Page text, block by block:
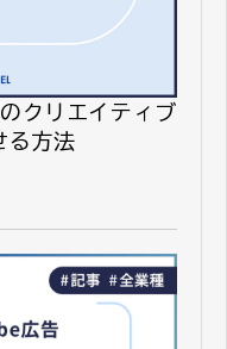
クリエイティブ
る方法